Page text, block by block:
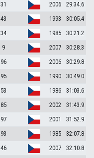
31 2006
29:34.6
43 1993
30:05.4
34 1985
30:21.2
9 2007
30:28.3
96 2006
30:29.8
95 1990
30:49.0
53 1986
31:03.6
85 2002
31:43.9
97 2001
31:52.9
93 1985
32:07.8
46 2007
32:10.8